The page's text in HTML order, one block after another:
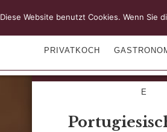
E
PRIVATKOCH
Diese Website benutzt Cookies. Wenn Sie